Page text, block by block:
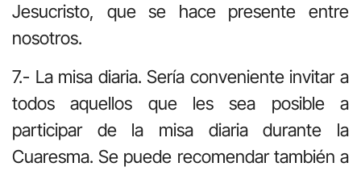
Jesucristo, que se hace presente entre
nosotros.
7.- La misa diaria. Sería conveniente invitar a
todos aquellos que les sea posible a
participar de la misa diaria durante la
Cuaresma. Se puede recomendar también a